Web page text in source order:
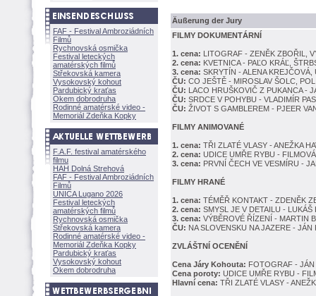
FAF - Festival Ambroziádních
Filmů
Rychnovská osmička
Festival leteckých
amatérských filmů
Střekovská kamera
Vysokovský kohout
Pardubický kraťas
Okem dobrodruha
Rodinné amatérské video -
Memoriál Zdeňka Kopky
F.A.F. festival amatérského
filmu
HAH Dolná Strehov
FAF - Festival Ambroziádních
Filmů
UNICA Lugano 2026
Festival leteckých
amatérských filmů
Rychnovská osmička
Střekovská kamera
Rodinné amatérské video -
Memoriál Zdeňka Kopky
Pardubický kraťas
Vysokovský kohout
Okem dobrodruha
Äußerung der Jury
FILMY DOKUMENTÁRNÍ
1. cena: LITOGRAF - ZENĚK ZBOŘIL,
2. cena: KVETNICA - PAĽO KRÁĽ,
3. cena: SKRYTÍN - ALENA KREJČOVÁ,
ČU: CO JEŠTĚ - MIROSLAV ŠOLC,
ČU: LACO HRUŠKOVIČ Z PUKANCA -
ČU: SRDCE V POHYBU - VLADIMÍR
ČU: IVOT S GAMBLEREM - PJEER
FILMY ANIMOVANÉ
1. cena: TŘI ZLATÉ VLASY - ANEŽKA
2. cena: UDICE UMŘE RYBU -
3. cena: PRVNÍ ČECH VE VESMÍRU -
FILMY HRANÉ
1. cena: TÉMĚŘ KONTAKT - ZDENĚK
2. cena: SMYSL JE V DETAILU - LUKÁŠ
3. cena: VÝBĚROVÉ ŘÍZENÍ - MARTIN
ČU: NA SLOVENSKU NA JAZERE - JÁN
ZVLÁŠTNÍ OCENĚNÍ
Cena Járy Kohouta: FOTOGRAF - JÁN
Cena poroty: UDICE UMŘE RYBU -
Hlavní cena: TŘI ZLATÉ VLASY -